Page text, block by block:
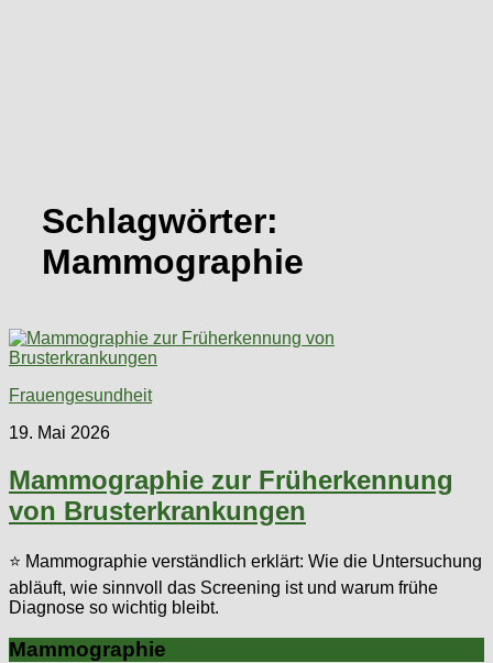
Schlagwörter:
Mammographie
Frauengesundheit
19. Mai 2026
Mammographie zur Früherkennung
von Brusterkrankungen
⭐ Mammographie verständlich erklärt: Wie die Untersuchung
abläuft, wie sinnvoll das Screening ist und warum frühe
Diagnose so wichtig bleibt.
Mammographie